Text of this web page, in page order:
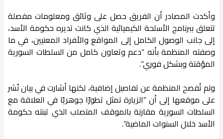
وأكدت المصادر أن الفريق حصل على وثائق ومعلومات مفصلة
تتعلق ببرنامج الأسلحة الكيميائية الذي كانت تديره حكومة الأسد،
إلى جانب الوصول الكامل إلى المواقع والأفراد المعنيين، في ما
وصفته المنظمة بأنه “دعم وتعاون كامل من السلطات السورية
المؤقتة وبشكل فوري”.
ولم تُفصح المنظمة عن تفاصيل إضافية، لكنها أشارت في بيان نُشر
على موقعها إلى أن “الزيارة تمثل تطورًا جوهريًا في العلاقة مع
السلطات السورية مقارنة بالموقف المتصلب الذي تبنته حكومة
الأسد خلال السنوات الماضية”.